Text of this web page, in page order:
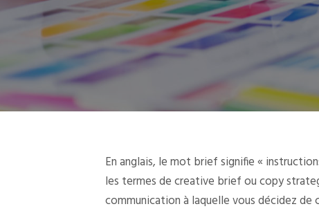
En anglais, le mot brief signifie «
les termes de creative brief ou copy
communication à laquelle vous décidez